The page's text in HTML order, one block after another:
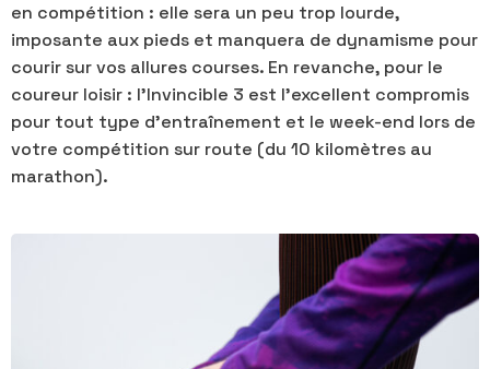
en compétition : elle sera un peu trop lourde,
imposante aux pieds et manquera de dynamisme pour
courir sur vos allures courses. En revanche, pour le
coureur loisir : l’Invincible 3 est l’excellent compromis
pour tout type d’entraînement et le week-end lors de
votre compétition sur route (du 10 kilomètres au
marathon).